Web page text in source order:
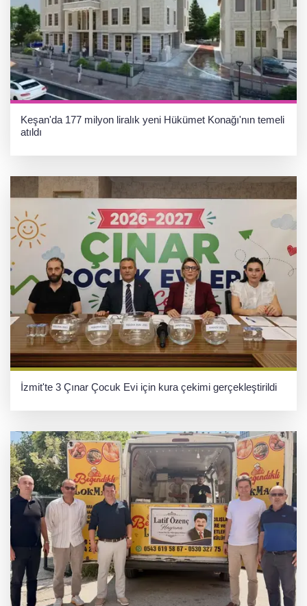
Keşan'da 177 milyon liralık yeni Hükümet Konağı'nın temeli
atıldı
İzmit'te 3 Çınar Çocuk Evi için kura çekimi gerçekleştirildi